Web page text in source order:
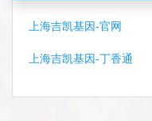
上海吉凯基因-官网
上海吉凯基因-丁香通